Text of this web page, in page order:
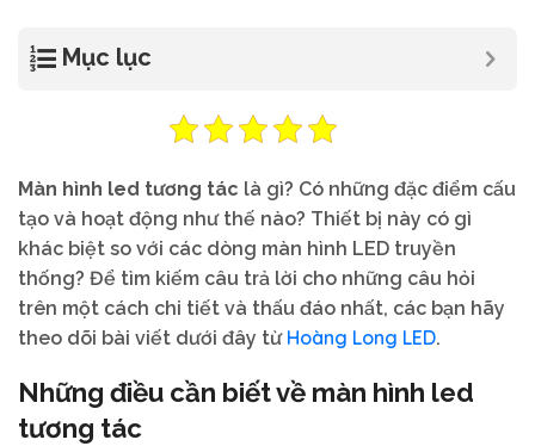
Mục lục
Màn hình led tương tác là gì? Có những đặc điểm cấu
tạo và hoạt động như thế nào? Thiết bị này có gì
khác biệt so với các dòng màn hình LED truyền
thống? Để tìm kiếm câu trả lời cho những câu hỏi
trên một cách chi tiết và thấu đáo nhất, các bạn hãy
theo dõi bài viết dưới đây từ Hoàng Long LED.
Những điều cần biết về màn hình led
tương tác